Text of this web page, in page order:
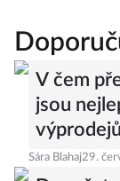
V čem
jsou
výprodejů
Sára Blahaj29.